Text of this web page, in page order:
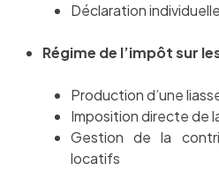
Déclaration
Régime de l’impôt sur
Production d’une
Imposition directe de
Gestion de la
locatifs